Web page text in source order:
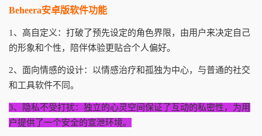
Beheera安卓版软件功能
1、高自定义：打破了预先设定的角色界限，由用户来决定自己
的形象和个性，陪伴体验更贴合个人偏好。
2、面向情感的设计：以情感治疗和孤独为中心，与普通的社交
和工具软件不同。
3、隐私不受打扰：独立的心灵空间保证了互动的私密性，为用
户提供了一个安全的宣泄环境。